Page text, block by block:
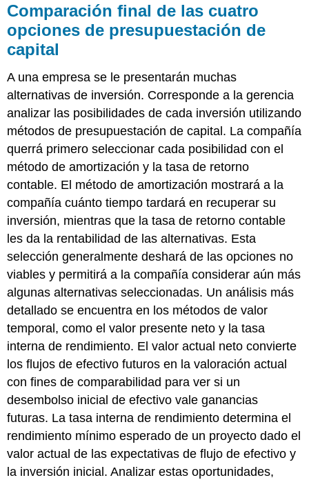
Comparación final de las cuatro
opciones de presupuestación de
capital
A una empresa se le presentarán muchas
alternativas de inversión. Corresponde a la gerencia
analizar las posibilidades de cada inversión utilizando
métodos de presupuestación de capital. La compañía
querrá primero seleccionar cada posibilidad con el
método de amortización y la tasa de retorno
contable. El método de amortización mostrará a la
compañía cuánto tiempo tardará en recuperar su
inversión, mientras que la tasa de retorno contable
les da la rentabilidad de las alternativas. Esta
selección generalmente deshará de las opciones no
viables y permitirá a la compañía considerar aún más
algunas alternativas seleccionadas. Un análisis más
detallado se encuentra en los métodos de valor
temporal, como el valor presente neto y la tasa
interna de rendimiento. El valor actual neto convierte
los flujos de efectivo futuros en la valoración actual
con fines de comparabilidad para ver si un
desembolso inicial de efectivo vale ganancias
futuras. La tasa interna de rendimiento determina el
rendimiento mínimo esperado de un proyecto dado el
valor actual de las expectativas de flujo de efectivo y
la inversión inicial. Analizar estas oportunidades,